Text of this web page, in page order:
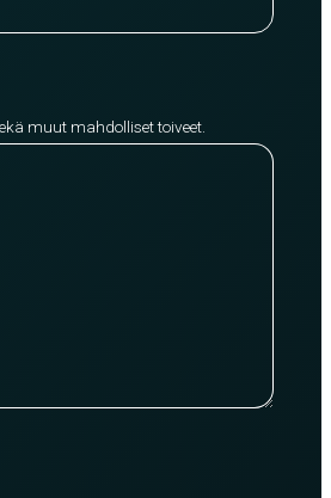
muut mahdolliset toiveet.